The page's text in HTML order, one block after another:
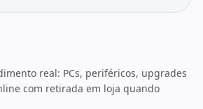
real: PCs, periféricos, upgrades
com retirada em loja quando